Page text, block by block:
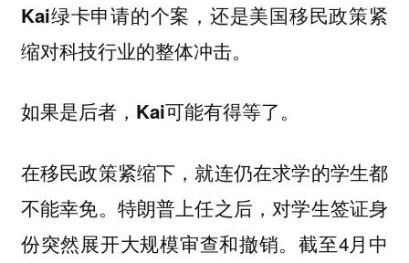
Kai绿卡申请的个案，还是美国移民政策紧
缩对科技行业的整体冲击。
如果是后者，Kai可能有得等了。
在移民政策紧缩下，就连仍在求学的学生都
不能幸免。特朗普上任之后，对学生签证身
份突然展开大规模审查和撤销。截至4月中